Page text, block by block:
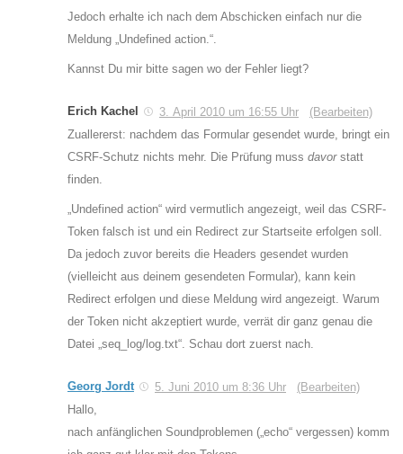
Jedoch erhalte ich nach dem Abschicken einfach nur die
Meldung „Undefined action.“.
Kannst Du mir bitte sagen wo der Fehler liegt?
Erich Kachel 3. April 2010 um 16:55 Uhr
(Bearbeiten)
Zuallererst: nachdem das Formular gesendet wurde, bringt ein
CSRF-Schutz nichts mehr. Die Prüfung muss davorstatt
finden.
„Undefined action“ wird vermutlich angezeigt, weil das CSRF-
Token falsch ist und ein Redirect zur Startseite erfolgen soll.
Da jedoch zuvor bereits die Headers gesendet wurden
(vielleicht aus deinem gesendeten Formular), kann kein
Redirect erfolgen und diese Meldung wird angezeigt. Warum
der Token nicht akzeptiert wurde, verrät dir ganz genau die
Datei „seq_log/log.txt“. Schau dort zuerst nach.
Georg Jordt 5. Juni 2010 um 8:36 Uhr
(Bearbeiten)
Hallo,
nach anfänglichen Soundproblemen („echo“ vergessen) komm